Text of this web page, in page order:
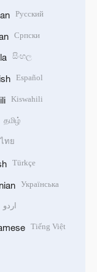
Русский
Српски
සිංහල
Español
Kiswahili
தமிழ்
ไทย
Türkçe
Українська
اردو
Tiếng Việt